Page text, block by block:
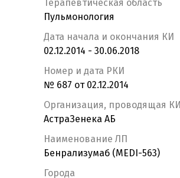
Терапевтическая область
Пульмонология
Дата начала и окончания КИ
02.12.2014 - 30.06.2018
Номер и дата РКИ
№ 687 от 02.12.2014
Организация, проводящая КИ
АстраЗенека АБ
Наименование ЛП
Бенрализумаб (MEDI-563)
Города